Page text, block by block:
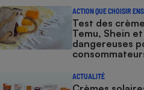
ACTION QUE CHOISIR
Test des
Temu, Shein
dangereuses
ACTUALITÉ